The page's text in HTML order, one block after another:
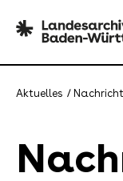
Aktuelles